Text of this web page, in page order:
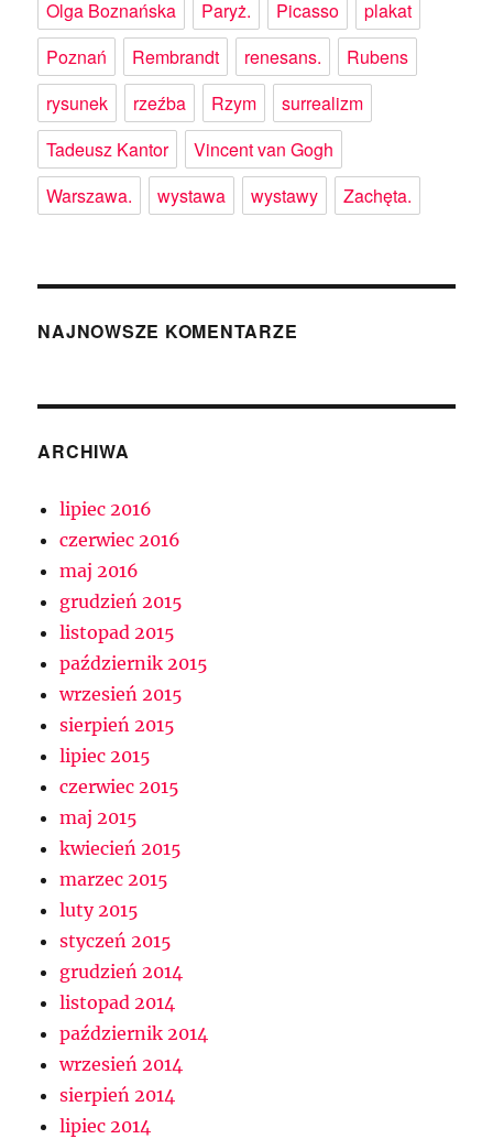
Olga Boznańska Paryż. Picasso
plakat
Poznań
Rembrandt renesans.
Rubens
rysunek
rzeźba Rzym
surrealizm
Tadeusz Kantor
Vincent van Gogh
Warszawa.
wystawa wystawy Zachęta.
NAJNOWSZE KOMENTARZE
ARCHIWA
lipiec 2016
czerwiec 2016
maj 2016
grudzień 2015
listopad 2015
październik 2015
wrzesień 2015
sierpień 2015
lipiec 2015
czerwiec 2015
maj 2015
kwiecień 2015
marzec 2015
luty 2015
styczeń 2015
grudzień 2014
listopad 2014
październik 2014
wrzesień 2014
sierpień 2014
lipiec 2014